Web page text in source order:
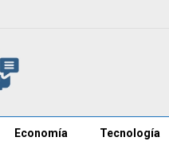
Economía Tecnología